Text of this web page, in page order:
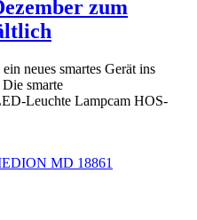
zum
neues smartes Gerät ins
smarte
Leuchte Lampcam HOS-